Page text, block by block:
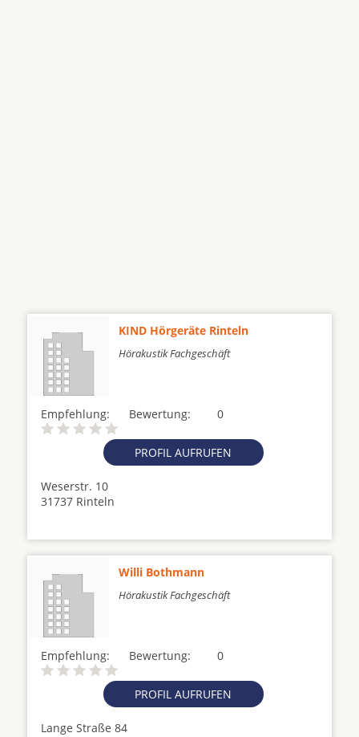
KIND Hörgeräte Rinteln
Hörakustik Fachgeschäft
Empfehlung: 0
Bewertung:
PROFIL AUFRUFEN
Weserstr. 10
31737 Rinteln
Willi Bothmann
Hörakustik Fachgeschäft
Empfehlung: 0
Bewertung:
PROFIL AUFRUFEN
Lange Straße 84